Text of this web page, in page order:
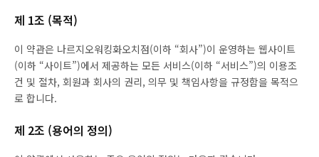
제 1조 (목적)
이 약관은 나르지오워킹화오치점(이하 “회사”)이 운영하는 웹사이트
(이하 “사이트”)에서 제공하는 모든 서비스(이하 “서비스”)의 이용조
건 및 절차, 회원과 회사의 권리, 의무 및 책임사항을 규정함을 목적으
로 합니다.
제 2조 (용어의 정의)